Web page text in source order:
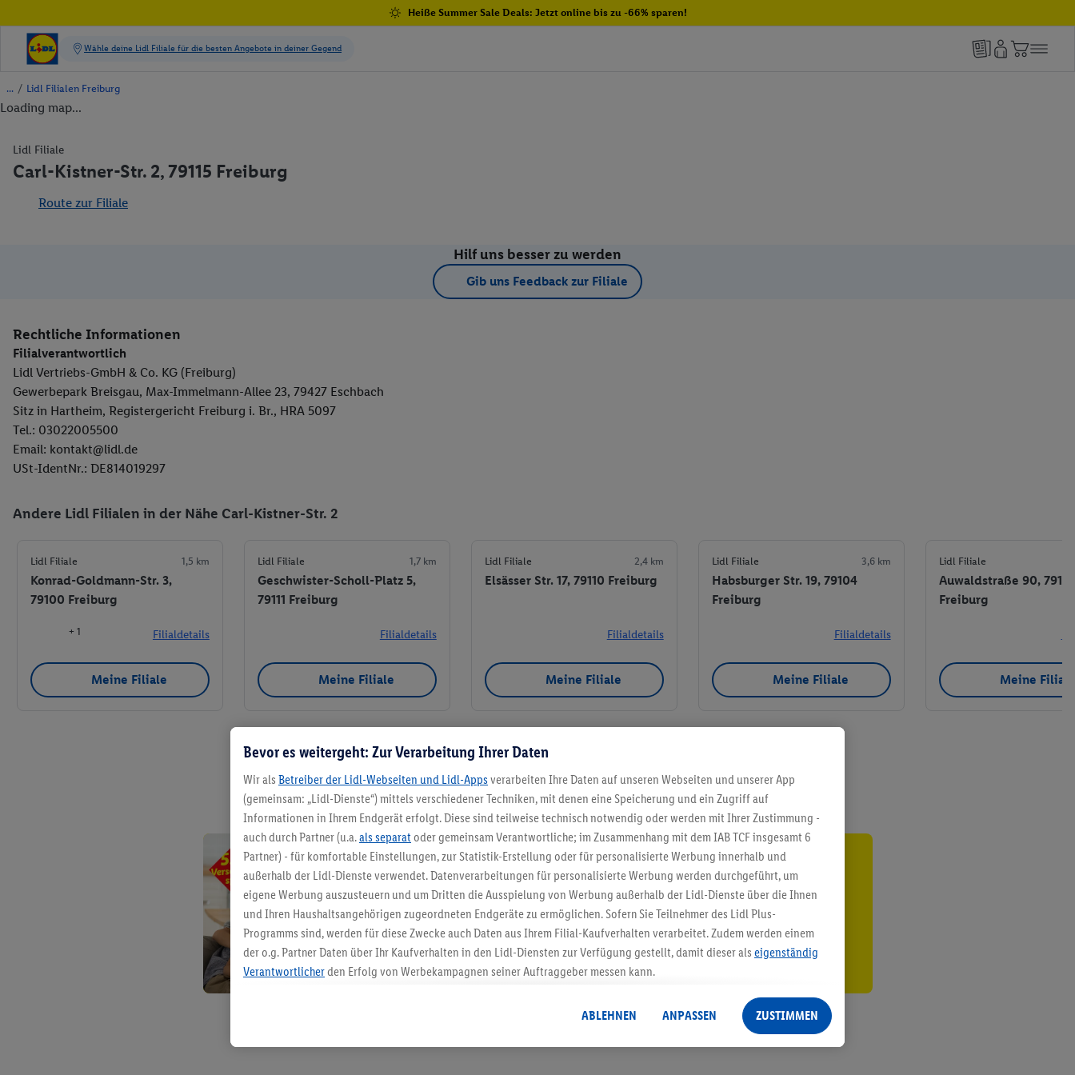
Heiße Summer Sale Deals: Jetzt online bis zu -66% sparen!
/ Lidl Filialen Freiburg
Loading map...
Lidl Filiale
Carl-Kistner-Str. 2, 79115 Freiburg
Route zur Filiale
Hilf uns besser zu werden
Gib uns Feedback zur Filiale
Rechtliche Informationen
Filialverantwortlich
Lidl Vertriebs-GmbH & Co. KG (Freiburg)
Gewerbepark Breisgau, Max-Immelmann-Allee 23, 79427 Eschbach
Sitz in Hartheim, Registergericht Freiburg i. Br., HRA 5097
Tel.: 03022005500
Email: kontakt@lidl.de
USt-IdentNr.: DE814019297
Andere Lidl Filialen in der Nähe Carl-Kistner-Str. 2
Lidl Filiale 1,5 km
Konrad-Goldmann-Str. 3,
79100 Freiburg
+ 1 Filialdetails
Meine Filiale
Lidl Filiale 1,7 km
Geschwister-Scholl-Platz 5,
79111 Freiburg
Filialdetails
Meine Filiale
Lidl Filiale 2,4 km
Elsässer Str. 17, 79110 Freiburg
Filialdetails
Meine Filiale
Lidl Filiale 3,6 km
Habsburger Str. 19, 79104
Freiburg
Filialdetails
Meine Filiale
Lidl Filiale
Auwaldstraße 90, 79110
Freiburg
Meine
Meine Filiale
5.95 € Versand sparen³²ᵃ
Jetzt zum Newsletter anmelden
Gutschein sichern!
Bevor es weitergeht: Zur Verarbeitung Ihrer Daten
Wir als Betreiber der Lidl-Webseiten und Lidl-Apps verarbeiten Ihre Daten auf unseren Webseiten und unserer App
(gemeinsam: „Lidl-Dienste“) mittels verschiedener Techniken, mit denen eine Speicherung und ein Zugriff auf
Informationen in Ihrem Endgerät erfolgt. Diese sind teilweise technisch notwendig oder werden mit Ihrer Zustimmung -
auch durch Partner (u.a.als separat oder gemeinsam Verantwortliche; im Zusammenhang mit dem IAB TCF insgesamt 6
Partner) - für komfortable Einstellungen, zur Statistik-Erstellung oder für personalisierte Werbung innerhalb und
außerhalb der Lidl-Dienste verwendet. Datenverarbeitungen für personalisierte Werbung werden durchgeführt, um
eigene Werbung auszusteuern und um Dritten die Ausspielung von Werbung außerhalb der Lidl-Dienste über die Ihnen
und Ihren Haushaltsangehörigen zugeordneten Endgeräte zu ermöglichen. Sofern Sie Teilnehmer des Lidl Plus-
Programms sind, werden für diese Zwecke auch Daten aus Ihrem Filial-Kaufverhalten verarbeitet. Zudem werden einem
der o.g. Partner Daten über Ihr Kaufverhalten in den Lidl-Diensten zur Verfügung gestellt, damit dieser als eigenständig
Verantwortlicherden Erfolg von Werbekampagnen seiner Auftraggeber messen kann.
angereicherten Profilen. Dies umfasst die Zusammenführung von Daten (z.B. über Ihre Nutzung der Lidl-Dienste, Ihr
Kaufverhalten in den Lidl-Diensten, Informationen aus Ihrem Kundenkonto - z.B. Alter oder Geschlecht - sowie Ihre
genauen Standortdaten) auch über verschiedene Endgeräte und Lidl-Dienste hinweg einschließlich dem Speichern von
ABLEHNEN ANPASSEN ZUSTIMMEN